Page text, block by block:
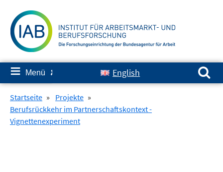
zum
Inhalt
≡ Menü ✘ English
Suchen nach:
Startseite » Projekte »
Berufsrückkehr im Partnerschaftskontext -
Vignettenexperiment